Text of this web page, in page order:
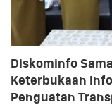
Diskominfo
Keterbukaan
Penguatan